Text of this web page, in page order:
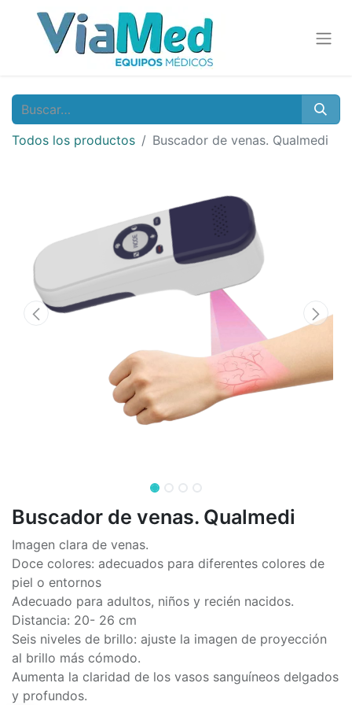
Todos los productos Buscador de venas. Qualmedi
Buscador de venas. Qualmedi
Imagen clara de venas.
Doce colores: adecuados para diferentes colores de
piel o entornos
Adecuado para adultos, niños y recién nacidos.
Distancia: 20- 26 cm
Seis niveles de brillo: ajuste la imagen de proyección
al brillo más cómodo.
Aumenta la claridad de los vasos sanguíneos delgados
y profundos.